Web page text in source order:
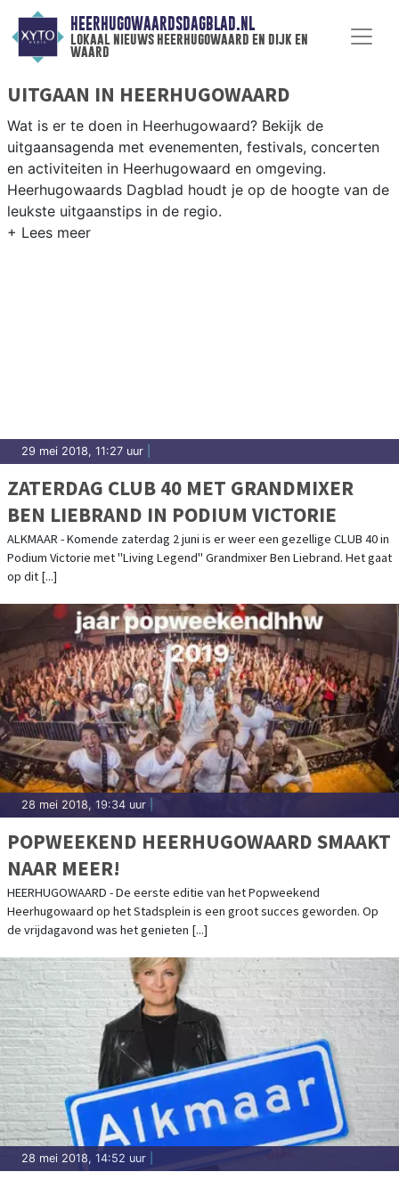
HEERHUGOWAARDSDAGBLAD.NL
lokaal nieuws heerhugowaard en dijk en
waard
UITGAAN IN HEERHUGOWAARD
Wat is er te doen in Heerhugowaard? Bekijk de
uitgaansagenda met evenementen, festivals, concerten
en activiteiten in Heerhugowaard en omgeving.
Heerhugowaards Dagblad houdt je op de hoogte van de
leukste uitgaanstips in de regio.
29 mei 2018, 11:27 uur
ZATERDAG CLUB 40 MET GRANDMIXER
BEN LIEBRAND IN PODIUM VICTORIE
ALKMAAR - Komende zaterdag 2 juni is er weer een gezellige CLUB 40 in
Podium Victorie met "Living Legend" Grandmixer Ben Liebrand. Het gaat
op dit [...]
28 mei 2018, 19:34 uur
POPWEEKEND HEERHUGOWAARD SMAAKT
NAAR MEER!
HEERHUGOWAARD - De eerste editie van het Popweekend
Heerhugowaard op het Stadsplein is een groot succes geworden. Op
de vrijdagavond was het genieten [...]
28 mei 2018, 14:52 uur